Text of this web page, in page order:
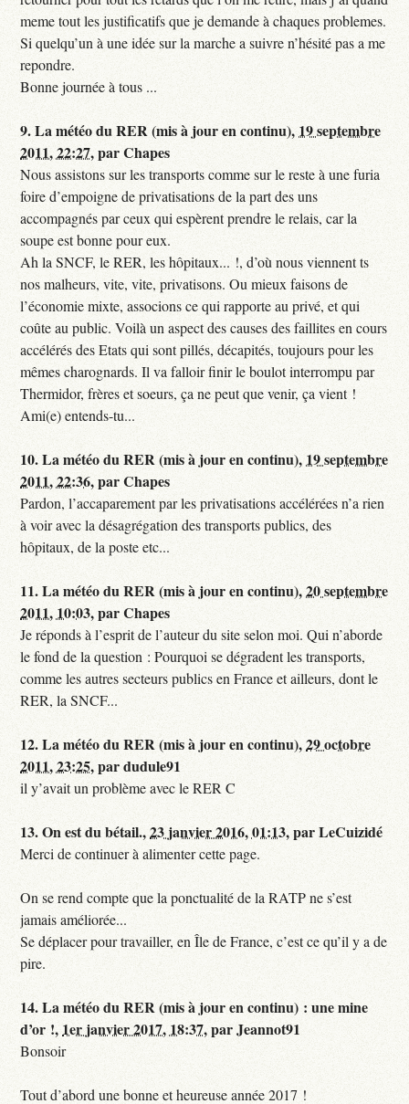
meme tout les justificatifs que je demande à chaques problemes.
Si quelqu’un à une idée sur la marche a suivre n’hésité pas a me
repondre.
Bonne journée à tous ...
9.La météo du RER (mis à jour en continu), 19 septembre
2011, 22:27,parChapes
Nous assistons sur les transports comme sur le reste à une furia
foire d’empoigne de privatisations de la part des uns
accompagnés par ceux qui espèrent prendre le relais, car la
soupe est bonne pour eux.
Ah la SNCF, le RER, les hôpitaux... !, d’où nous viennent ts
nos malheurs, vite, vite, privatisons. Ou mieux faisons de
l’économie mixte, associons ce qui rapporte au privé, et qui
coûte au public. Voilà un aspect des causes des faillites en cours
accélérés des Etats qui sont pillés, décapités, toujours pour les
mêmes charognards. Il va falloir finir le boulot interrompu par
Thermidor, frères et soeurs, ça ne peut que venir, ça vient !
Ami(e) entends-tu...
10.La météo du RER (mis à jour en continu), 19 septembre
2011, 22:36,parChapes
Pardon, l’accaparement par les privatisations accélérées n’a rien
à voir avec la désagrégation des transports publics, des
hôpitaux, de la poste etc...
11.La météo du RER (mis à jour en continu),20 septembre
2011, 10:03,parChapes
Je réponds à l’esprit de l’auteur du site selon moi. Qui n’aborde
le fond de la question : Pourquoi se dégradent les transports,
comme les autres secteurs publics en France et ailleurs, dont le
RER, la SNCF...
12.La météo du RER (mis à jour en continu),29 octobre
2011, 23:25,pardudule91
il y’avait un problème avec le RER C
13.On est du bétail.,23 janvier 2016, 01:13,parLeCuizidé
Merci de continuer à alimenter cette page.
On se rend compte que la ponctualité de la RATP ne s’est
jamais améliorée...
Se déplacer pour travailler, en Île de France, c’est ce qu’il y a de
pire.
14.La météo du RER (mis à jour en continu) : une mine
d’or !, 1er janvier 2017, 18:37,parJeannot91
Bonsoir
Tout d’abord une bonne et heureuse année 2017 !